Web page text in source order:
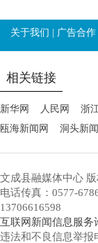
关于我们 广告合作
相关链接
新华网 人民网 浙
瓯海新闻网
洞头新
文成县融媒体中心
电话传真：0577-
13706616598
互联网新闻信息服务
违法和不良信息举报